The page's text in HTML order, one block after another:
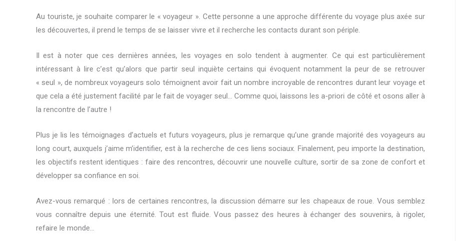
Au touriste, je souhaite comparer le « voyageur ». Cette personne a une approche différente du voyage plus axée sur
les découvertes, il prend le temps de se laisser vivre et il recherche les contacts durant son périple.
Il est à noter que ces dernières années, les voyages en solo tendent à augmenter. Ce qui est particulièrement
intéressant à lire c’est qu’alors que partir seul inquiète certains qui évoquent notamment la peur de se retrouver
« seul », de nombreux voyageurs solo témoignent avoir fait un nombre incroyable de rencontres durant leur voyage et
que cela a été justement facilité par le fait de voyager seul… Comme quoi, laissons les a-priori de côté et osons aller à
la rencontre de l’autre !
Plus je lis les témoignages d’actuels et futurs voyageurs, plus je remarque qu’une grande majorité des voyageurs au
long court, auxquels j’aime m’identifier, est à la recherche de ces liens sociaux. Finalement, peu importe la destination,
les objectifs restent identiques : faire des rencontres, découvrir une nouvelle culture, sortir de sa zone de confort et
développer sa confiance en soi.
Avez-vous remarqué : lors de certaines rencontres, la discussion démarre sur les chapeaux de roue. Vous semblez
vous connaître depuis une éternité. Tout est fluide. Vous passez des heures à échanger des souvenirs, à rigoler,
refaire le monde…